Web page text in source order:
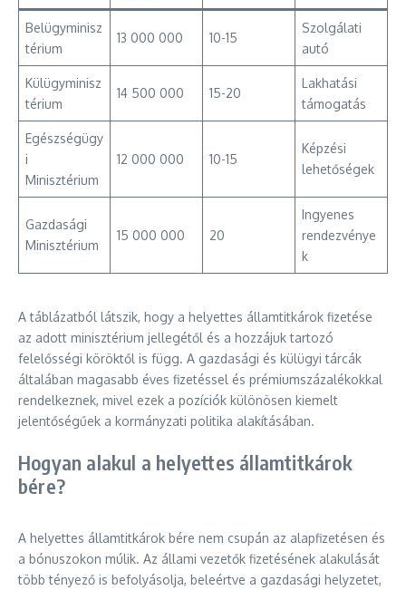
Belügyminisz
térium
13 000 000 10-15
Szolgálati
autó
Külügyminisz
térium
14 500 000 15-20
Lakhatási
támogatás
Egészségügy
i
Minisztérium
12 000 000 10-15
Képzési
lehetőségek
Gazdasági
Minisztérium
15 000 000 20
Ingyenes
rendezvénye
k
A táblázatból látszik, hogy a helyettes államtitkárok fizetése
az adott minisztérium jellegétől és a hozzájuk tartozó
felelősségi köröktől is függ. A gazdasági és külügyi tárcák
általában magasabb éves fizetéssel és prémiumszázalékokkal
rendelkeznek, mivel ezek a pozíciók különösen kiemelt
jelentőségűek a kormányzati politika alakításában.
Hogyan alakul a helyettes államtitkárok
bére?
A helyettes államtitkárok bére nem csupán az alapfizetésen és
a bónuszokon múlik. Az állami vezetők fizetésének alakulását
több tényező is befolyásolja, beleértve a gazdasági helyzetet,